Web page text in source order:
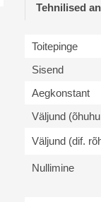
Tehnilised
Toitepinge
Sisend
Aegkonstant
Väljund
Väljund (dif.
Nullimine